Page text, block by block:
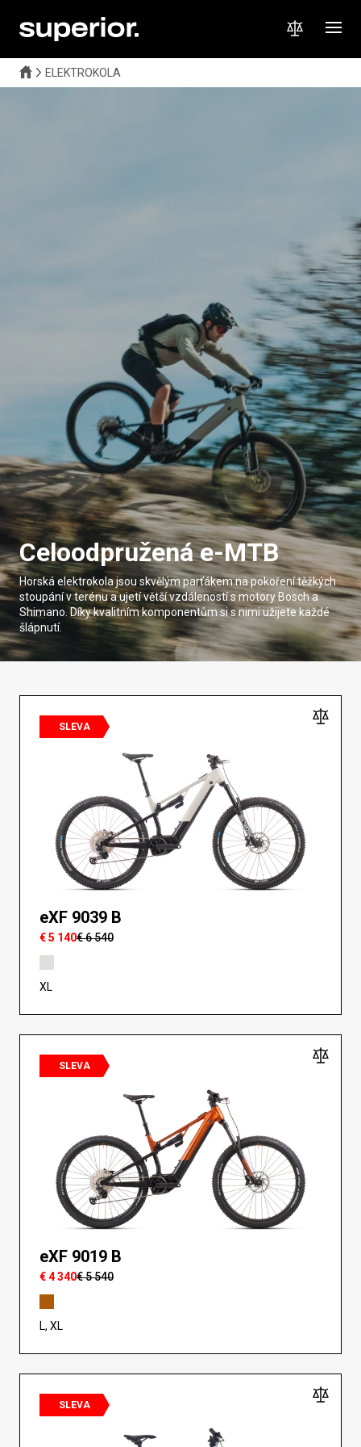
ELEKTROKOLA
Celoodpružená e-MTB
Horská elektrokola jsou skvělým parťákem na pokoření těžkých
stoupání v terénu a ujetí větší vzdáleností s motory Bosch a
Shimano. Díky kvalitním komponentům si s nimi užijete každé
šlápnutí.
SLEVA
eXF 9039 B
€ 5 140€ 6 540
XL
SLEVA
eXF 9019 B
€ 4 340€ 5 540
L, XL
SLEVA